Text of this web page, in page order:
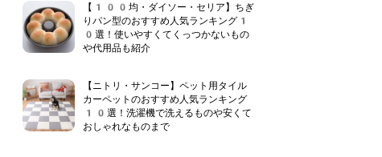
【100均・ダイソー・セリア】ちぎ
りパン型のおすすめ人気ランキング1
0選！使いやすくてくっつかないもの
や代用品も紹介
【ニトリ・サンコー】ペット用タイル
カーペットのおすすめ人気ランキング
10選！洗濯機で洗えるものや安くて
おしゃれなものまで